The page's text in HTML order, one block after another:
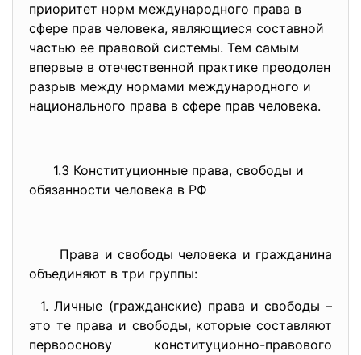
приоритет норм международного права в
сфере прав человека, являющиеся составной
частью ее правовой системы. Тем самым
впервые в отечественной практике преодолен
разрыв между нормами международного и
национального права в сфере прав человека.
1.3 Конституционные права, свободы и
обязанности человека в РФ
Права и свободы человека и гражданина
объединяют в три группы:
1. Личные (гражданские) права и свободы –
это те права и свободы, которые составляют
первооснову конституционно-правового